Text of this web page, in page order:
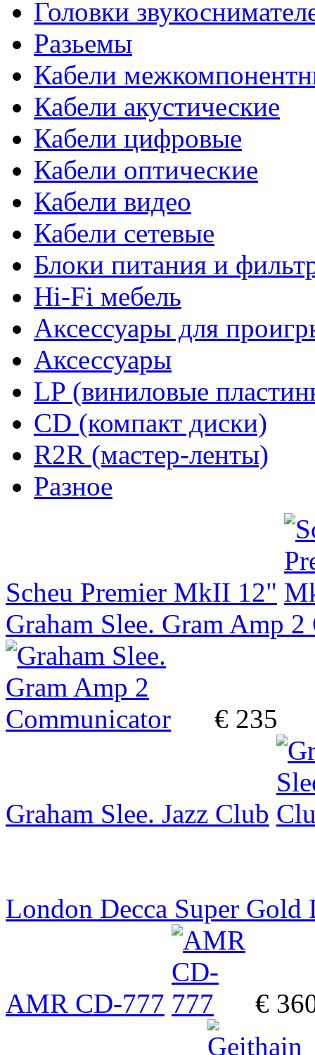
Головки
Разьемы
Кабели
Кабели акустические
Кабели цифровые
Кабели оптические
Кабели видео
Кабели сетевые
Блоки питания и
Hi-Fi мебель
Аксессуары для
Аксессуары
LP (виниловые
CD (компакт диски)
R2R (мастер-ленты)
Разное
Scheu Premier MkII 12"
Graham Slee. Gram Amp
€ 235
Graham Slee. Jazz Club
London Decca Super Gold
AMR CD-777 €